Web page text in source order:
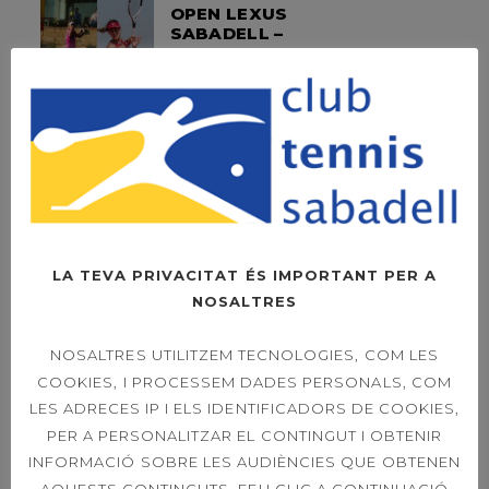
OPEN LEXUS
SABADELL –
DIUMENGE LA FINAL
OPEN LEXUS
SABADELL – ORDER
OF PLAY SINGLES &
39È CONCURS
CAPVESPRE DE
TENNIS
LA TEVA PRIVACITAT ÉS IMPORTANT PER A
NOSALTRES
NOSALTRES UTILITZEM TECNOLOGIES, COM LES
COOKIES, I PROCESSEM DADES PERSONALS, COM
LES ADRECES IP I ELS IDENTIFICADORS DE COOKIES,
PER A PERSONALITZAR EL CONTINGUT I OBTENIR
INFORMACIÓ SOBRE LES AUDIÈNCIES QUE OBTENEN